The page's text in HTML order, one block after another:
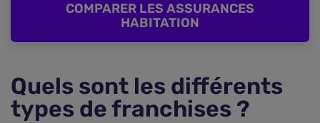
COMPARER LES ASSURANCES
HABITATION
Quels sont les différents
types de franchises ?